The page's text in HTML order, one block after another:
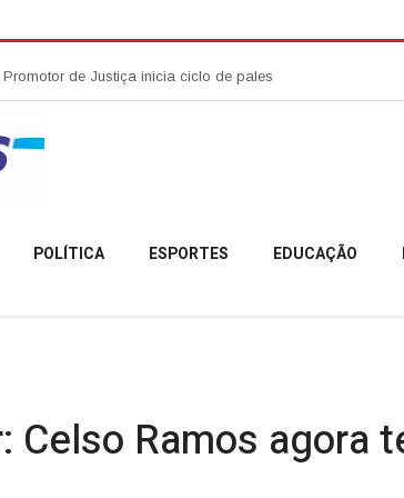
Justiça inicia ciclo de palestras sobre combate à
POLÍTICA ESPORTES EDUCAÇÃO
Celso Ramos agora